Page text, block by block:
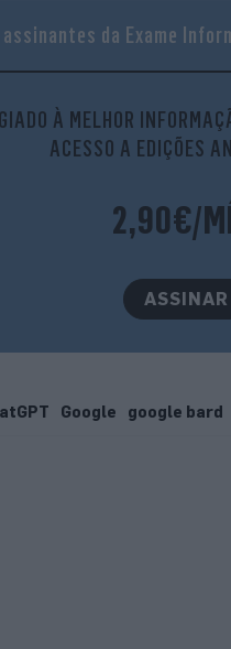
da Exame
À MELHOR
ACESSO A EDIÇÕES
2,90€/
ASSINAR
Google google bard